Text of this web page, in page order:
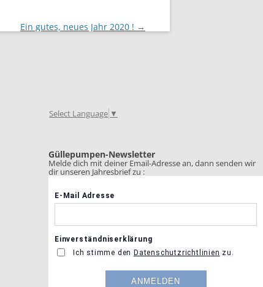
Ein gutes, neues Jahr 2020 ! →
Select Language ▼
Güllepumpen-Newsletter
Melde dich mit deiner Email-Adresse an, dann senden wir
dir unseren Jahresbrief zu :